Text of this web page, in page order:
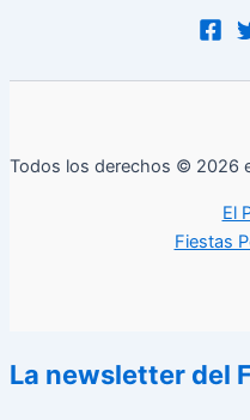
Todos los derechos © 2026
El
Fiestas
La newsletter del